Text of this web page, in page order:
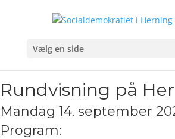
Vælg en side
Rundvisning på
Mandag 14. september
Program: